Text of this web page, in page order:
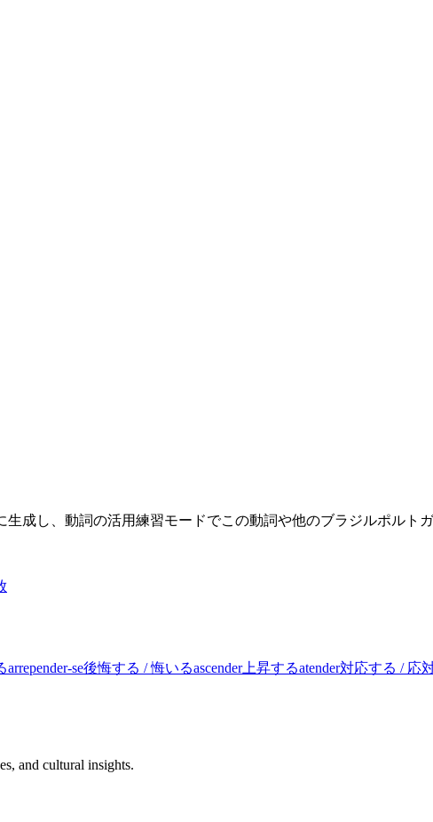
成し、動詞の活用練習モードでこの動詞や他のブラジルポルト
arrepender-se後悔する / 悔いるascender上昇するatender対応する / 応
and cultural insights.